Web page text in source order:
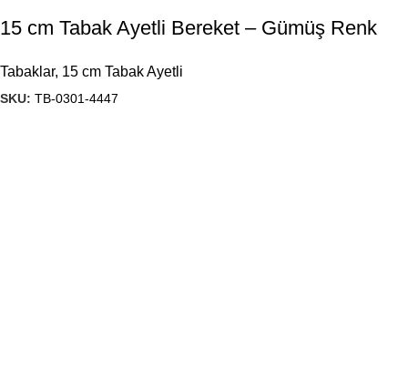
15 cm Tabak Ayetli Bereket – Gümüş Renk
Tabaklar, 15 cm Tabak Ayetli
SKU: TB-0301-4447